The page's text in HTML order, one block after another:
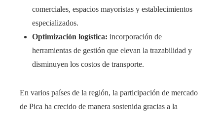
comerciales, espacios mayoristas y establecimientos
especializados.
Optimización logística: incorporación de
herramientas de gestión que elevan la trazabilidad y
disminuyen los costos de transporte.
En varios países de la región, la participación de mercado
de Pica ha crecido de manera sostenida gracias a la